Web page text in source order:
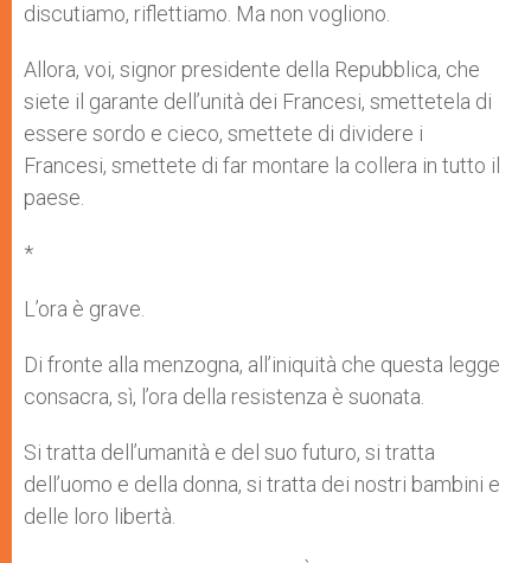
discutiamo, riflettiamo. Ma non vogliono.
Allora, voi, signor presidente della Repubblica, che
siete il garante dell’unità dei Francesi, smettetela di
essere sordo e cieco, smettete di dividere i
Francesi, smettete di far montare la collera in tutto il
paese.
*
L’ora è grave.
Di fronte alla menzogna, all’iniquità che questa legge
consacra, sì, l’ora della resistenza è suonata.
Si tratta dell’umanità e del suo futuro, si tratta
dell’uomo e della donna, si tratta dei nostri bambini e
delle loro libertà.